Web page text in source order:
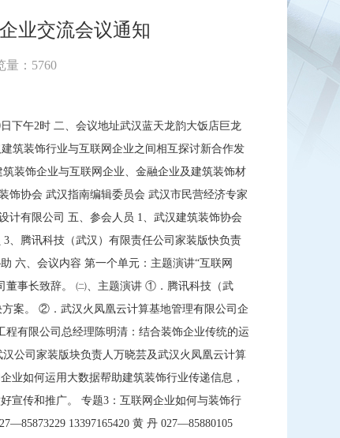
业交流会议通知
： 5760
下午2时 二、会议地址武汉蓝天龙韵大饭店巨龙
筑装饰行业与互联网企业之间相互探讨新合作发
装饰企业与互联网企业、金融企业及建筑装饰材
饰协会 武汉指南编辑委员会 武汉市民营经济专家
计有限公司 五、参会人员 1、武汉建筑装饰协会
、腾讯科技（武汉）有限责任公司家装版快负责
六、会议内容 第一个单元：主题演讲“互联网
董事长致辞。 ㈡、主题演讲 ①．腾讯科技（武
案。 ②．武汉火凤凰云计算基地管理有限公司企
有限公司总经理陈明清：结合装饰企业传统的运
公司家装版块负责人万晓芸及武汉火凤凰云计算
业如何运用大数据帮助建筑装饰行业传递信息，
宣传和推广。 专题3：互联网企业如何与装饰行
13397165420 黄 丹 027—85880105